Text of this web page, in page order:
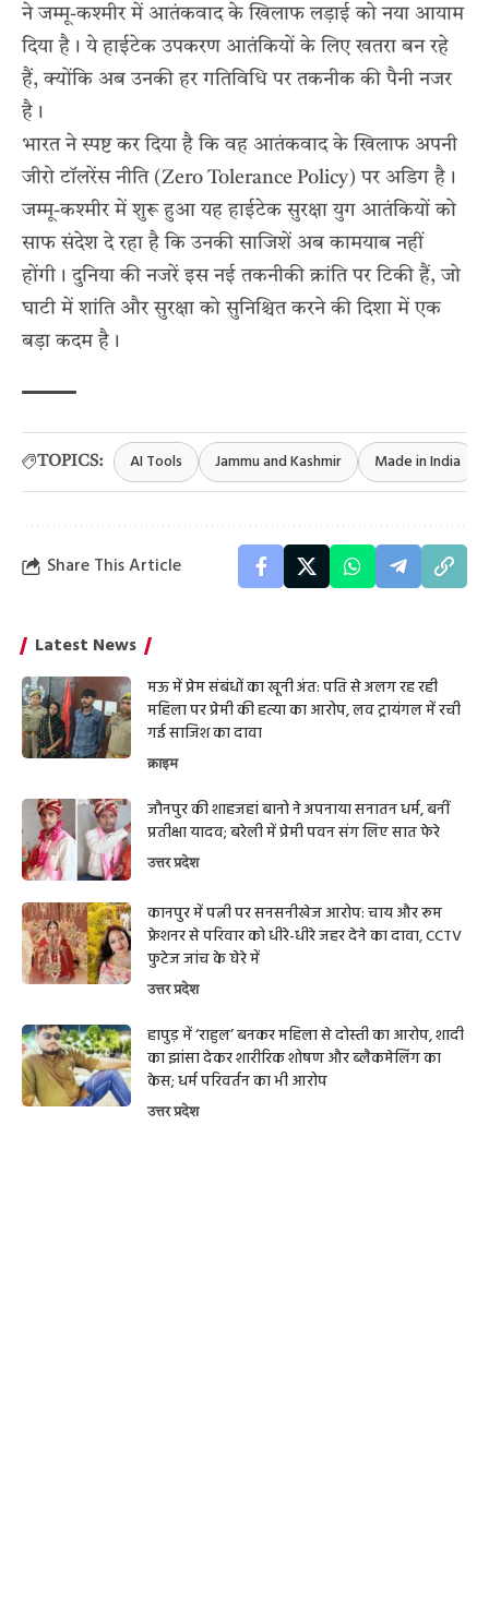
ने जम्मू-कश्मीर में आतंकवाद के खिलाफ लड़ाई को नया आयाम
दिया है। ये हाईटेक उपकरण आतंकियों के लिए खतरा बन रहे
हैं, क्योंकि अब उनकी हर गतिविधि पर तकनीक की पैनी नजर
है।
भारत ने स्पष्ट कर दिया है कि वह आतंकवाद के खिलाफ अपनी
जीरो टॉलरेंस नीति (Zero Tolerance Policy) पर अडिग है।
जम्मू-कश्मीर में शुरू हुआ यह हाईटेक सुरक्षा युग आतंकियों को
साफ संदेश दे रहा है कि उनकी साजिशें अब कामयाब नहीं
होंगी। दुनिया की नजरें इस नई तकनीकी क्रांति पर टिकी हैं, जो
घाटी में शांति और सुरक्षा को सुनिश्चित करने की दिशा में एक
बड़ा कदम है।
TOPICS: AI Tools Jammu and Kashmir Made in India
Share This Article
Latest News
मऊ में प्रेम संबंधों का खूनी अंत: पति से अलग रह रही
महिला पर प्रेमी की हत्या का आरोप, लव ट्रायंगल में रची
गई साजिश का दावा
क्राइम
जौनपुर की शाहजहां बानो ने अपनाया सनातन धर्म, बनीं
प्रतीक्षा यादव; बरेली में प्रेमी पवन संग लिए सात फेरे
उत्तर प्रदेश
कानपुर में पत्नी पर सनसनीखेज आरोप: चाय और रूम
फ्रेशनर से परिवार को धीरे-धीरे जहर देने का दावा, CCTV
फुटेज जांच के घेरे में
उत्तर प्रदेश
हापुड़ में ‘राहुल’ बनकर महिला से दोस्ती का आरोप, शादी
का झांसा देकर शारीरिक शोषण और ब्लैकमेलिंग का
केस; धर्म परिवर्तन का भी आरोप
उत्तर प्रदेश